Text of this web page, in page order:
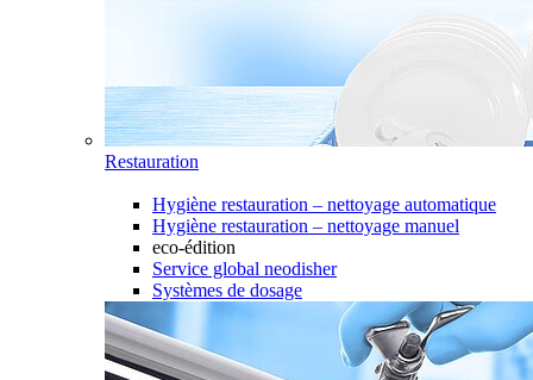
Restauration
Hygiène restauration – nettoyage automatique
Hygiène restauration – nettoyage manuel
eco-édition
Service global neodisher
Systèmes de dosage